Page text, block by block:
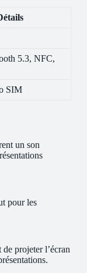
5.3, NFC,
SIM
un son
pour les
projeter l’écran